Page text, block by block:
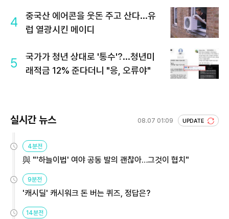
4
중국산 에어콘을 웃돈 주고 산다...유
럽 열광시킨 메이디
5
국가가 청년 상대로 '통수'?...청년미
래적금 12% 준다더니 "응, 오류야"
실시간 뉴스 08.07 01:09 UPDATE
4분전
與 "'하늘이법' 여야 공동 발의 괜찮아…그것이 협치"
9분전
'캐시딜' 캐시워크 돈 버는 퀴즈, 정답은?
14분전